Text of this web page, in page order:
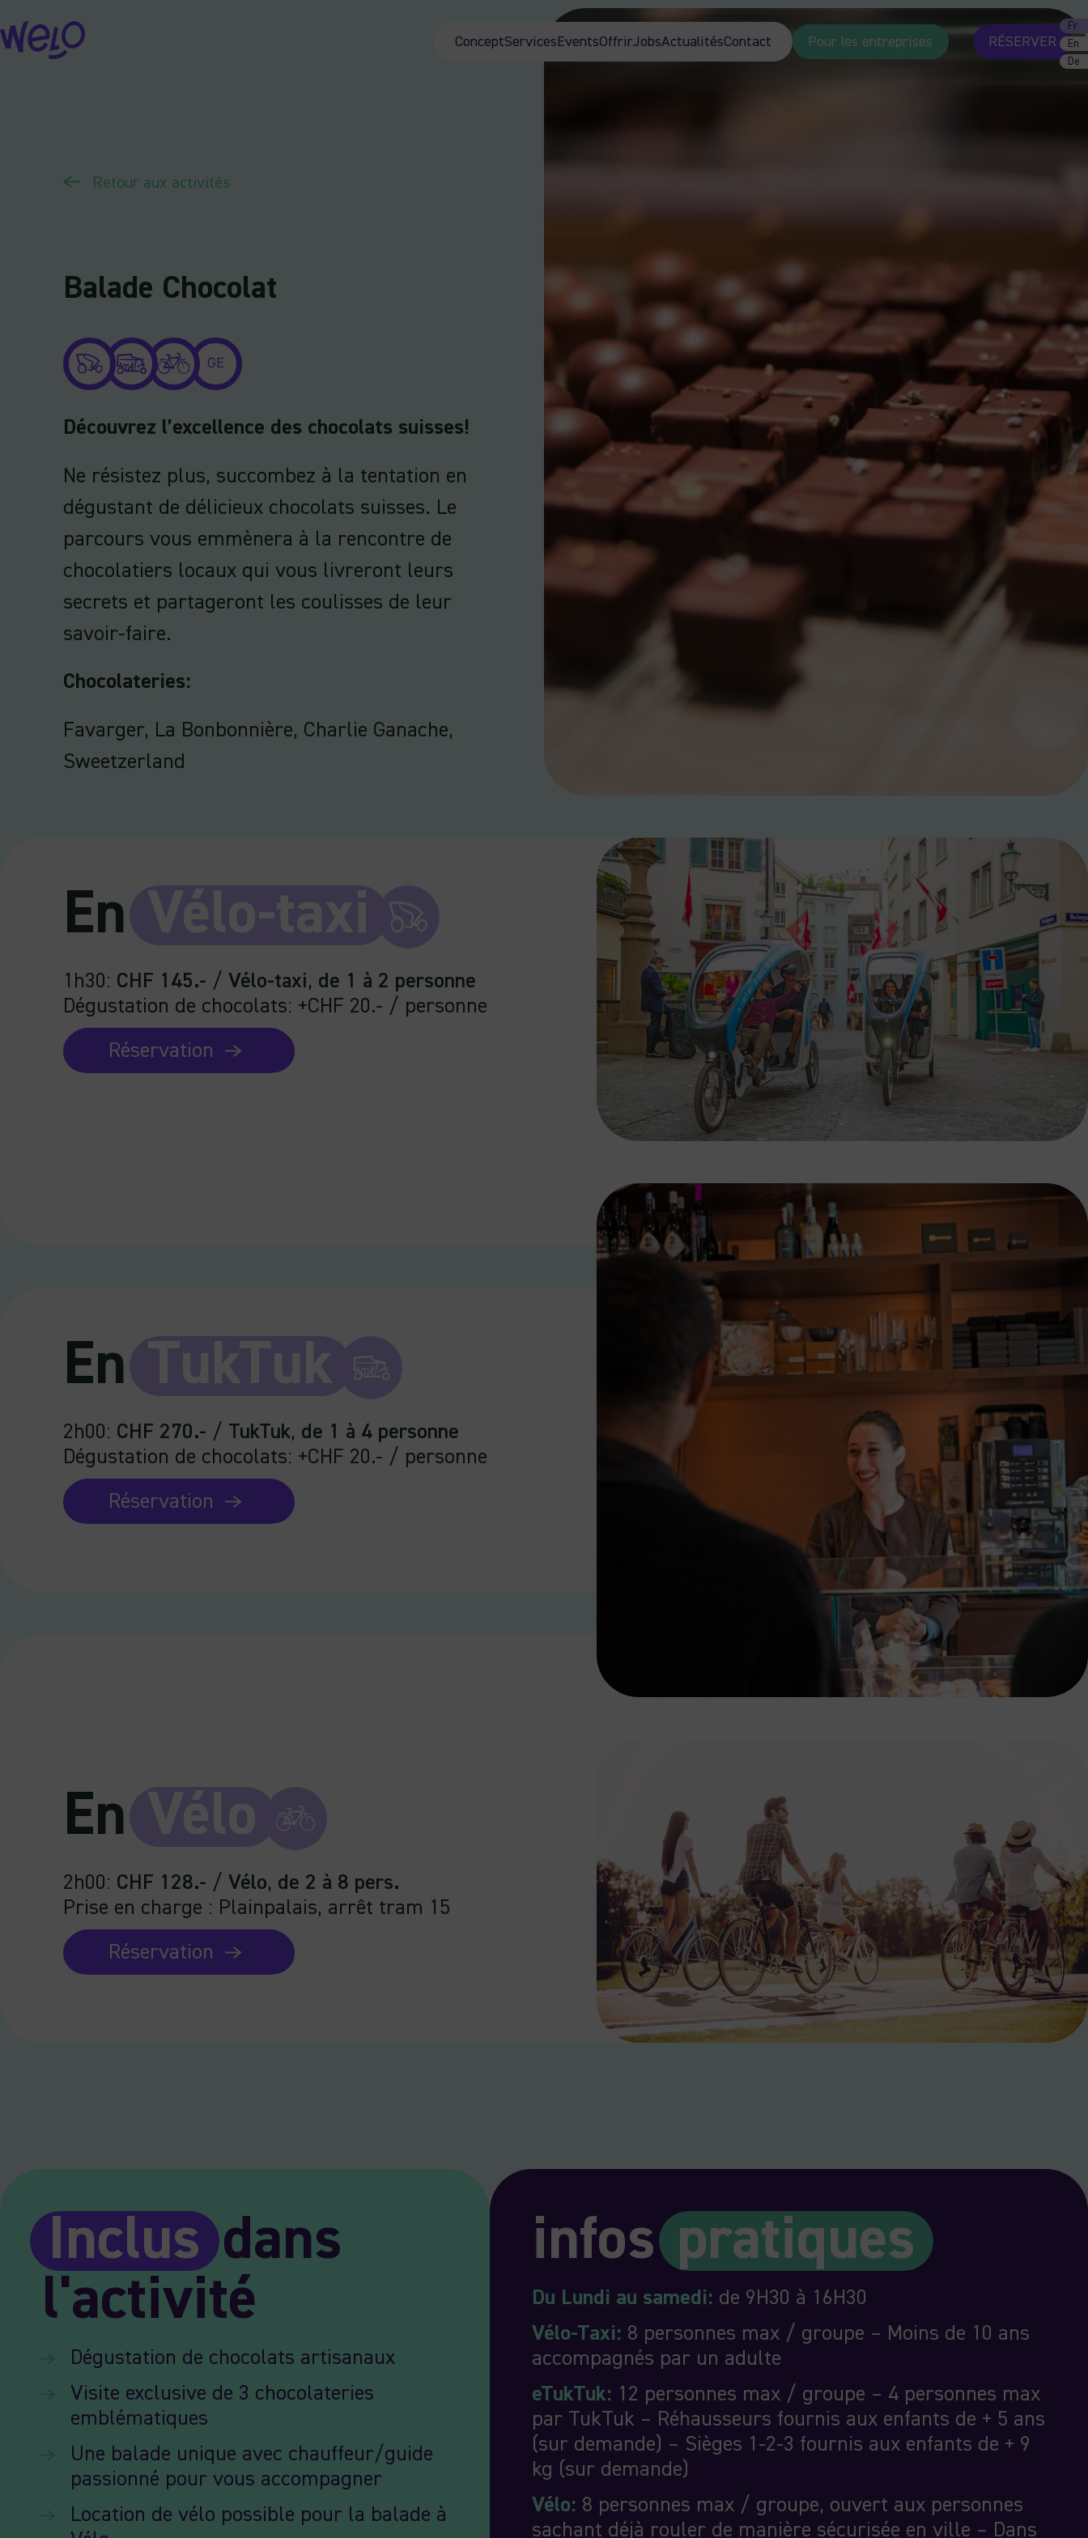
Skip
to
ConceptServices EventsOffrirJobsActualitésContact Pour les entreprises RÉSERVER
Fr
En
De
Retour aux activités
Balade Chocolat
GE
Découvrez l’excellence des chocolats suisses!
Ne résistez plus, succombez à la tentation en
dégustant de délicieux chocolats suisses. Le
parcours vous emmènera à la rencontre de
chocolatiers locaux qui vous livreront leurs
secrets et partageront les coulisses de leur
savoir-faire.
Chocolateries:
Favarger, La Bonbonnière, Charlie Ganache,
Sweetzerland
En Vélo-taxi
1h30: CHF 145.- / Vélo-taxi, de 1 à 2 personne
Dégustation de chocolats: +CHF 20.- / personne
Réservation
EnTukTuk
2h00: CHF 270.- / TukTuk, de 1 à 4 personne
Dégustation de chocolats: +CHF 20.- / personne
Réservation
En Vélo
2h00: CHF 128.- / Vélo, de 2 à 8 pers.
Prise en charge : Plainpalais, arrêt tram 15
Réservation
Inclus dans
l'activité
Dégustation de chocolats artisanaux
Visite exclusive de 3 chocolateries
emblématiques
Une balade unique avec chauffeur/guide
passionné pour vous accompagner
Location de vélo possible pour la balade à
infos pratiques
Du Lundi au samedi: de 9H30 à 16H30
Vélo-Taxi: 8 personnes max / groupe – Moins de 10 ans
accompagnés par un adulte
eTukTuk: 12 personnes max / groupe – 4 personnes max
par TukTuk – Réhausseurs fournis aux enfants de + 5 ans
(sur demande) – Sièges 1-2-3 fournis aux enfants de + 9
kg (sur demande)
Vélo: 8 personnes max / groupe, ouvert aux personnes
sachant déjà rouler de manière sécurisée en ville – Dans